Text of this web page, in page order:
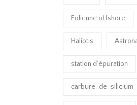
Eolienne offshore
Haliotis
station d’épuration
carbure-de-silicium